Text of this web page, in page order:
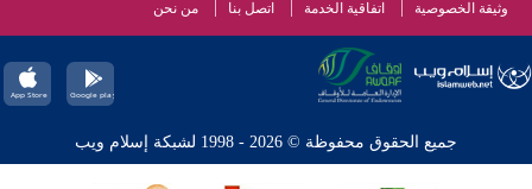
وثيقة الخصوصية اتفاقية الخدمة اتصل بنا من نحن
جميع الحقوق محفوظة © 2026 - 1998 لشبكة إسلام ويب